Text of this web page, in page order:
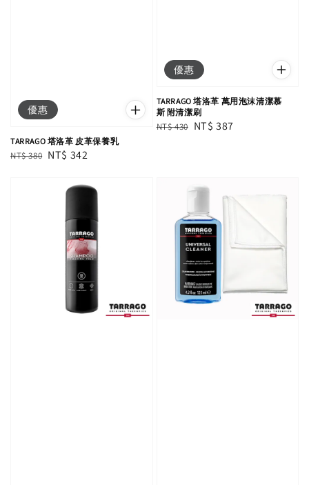
優惠
TARRAGO 塔洛革 皮革保養乳
Regular
NT$ 380 Sale
NT$ 342
優惠
TARRAGO 塔洛革 萬用泡沫清潔慕
斯 附清潔刷
Regular
NT$ 430 Sale
NT$ 387